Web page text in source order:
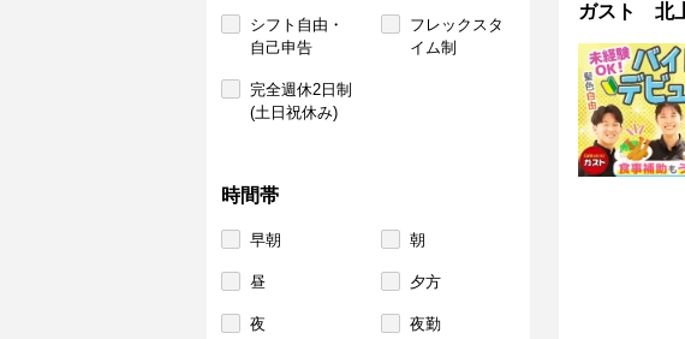
シフト自由・
自己申告
フレックスタ
イム制
完全週休2日制
(土日祝休み)
時間帯
早朝 朝
昼 夕方
夜 夜勤
ガスト 北